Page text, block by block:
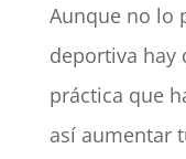
Aunque no lo
deportiva hay
práctica que
así aumentar